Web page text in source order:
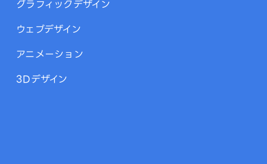
ウェブデザイン
グラフィックデザイン
アニメーション
3Dデザイン